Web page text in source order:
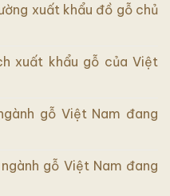
xuất khẩu đồ gỗ chủ
xuất khẩu gỗ của Việt
gỗ Việt Nam đang
gỗ Việt Nam đang